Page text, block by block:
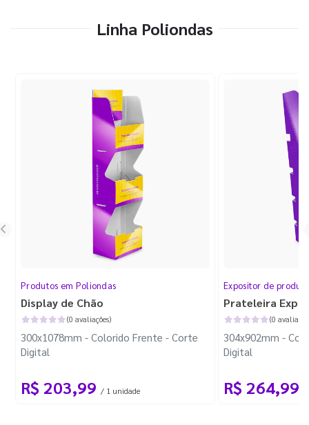
Linha Poliondas
Produtos em Poliondas
Display de Chão
(0 avaliações)
300x1078mm - Colorido Frente - Corte
Digital
R$ 203,99 / 1 unidade
Expositor de
Prateleira
(0
304x902mm -
Digital
R$ 264,99